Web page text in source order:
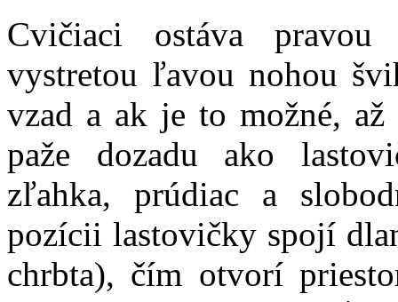
Cvičiaci ostáva
vystretou ľavou nohou
vzad a ak je to možné,
paže dozadu ako
zľahka, prúdiac a
pozícii lastovičky spojí
chrbta), čím otvorí